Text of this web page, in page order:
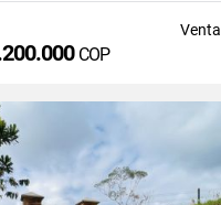
Venta
COP